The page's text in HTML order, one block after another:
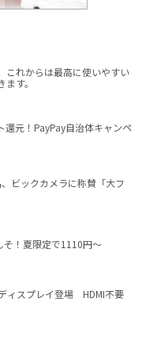
これからは最高に使いやすい
す。
還元！PayPay自治体キャンペ
ビックカメラに称賛「大フ
そ！夏限定で1110円～
ィスプレイ登場 HDMI不要